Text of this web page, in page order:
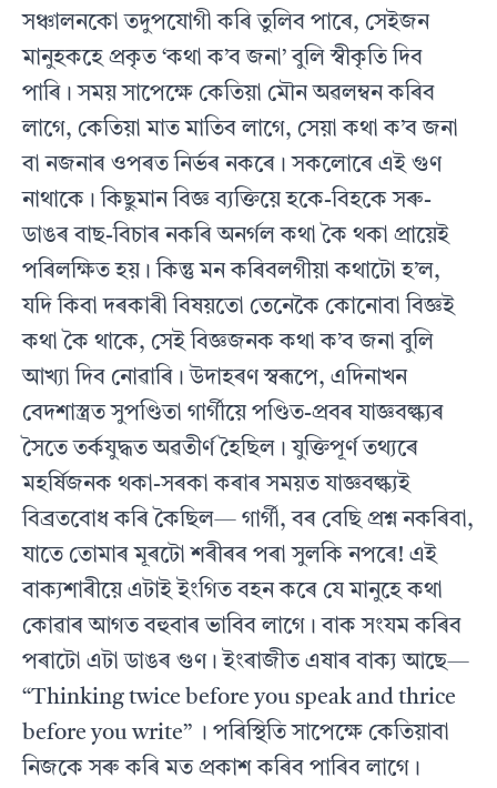
সঞ্চালনকো তদুপযোগী কৰি তুলিব পাৰে, সেইজন
মানুহকহে প্ৰকৃত ‘কথা ক’ব জনা’ বুলি স্বীকৃতি দিব
পাৰি। সময় সাপেক্ষে কেতিয়া মৌন অৱলম্বন কৰিব
লাগে, কেতিয়া মাত মাতিব লাগে, সেয়া কথা ক’ব জনা
বা নজনাৰ ওপৰত নিৰ্ভৰ নকৰে। সকলোৰে এই গুণ
নাথাকে। কিছুমান বিজ্ঞ ব্যক্তিয়ে হকে-বিহকে সৰু-
ডাঙৰ বাছ-বিচাৰ নকৰি অনৰ্গল কথা কৈ থকা প্ৰায়েই
পৰিলক্ষিত হয়। কিন্তু মন কৰিবলগীয়া কথাটো হ’ল,
যদি কিবা দৰকাৰী বিষয়তো তেনেকৈ কোনোবা বিজ্ঞই
কথা কৈ থাকে, সেই বিজ্ঞজনক কথা ক’ব জনা বুলি
আখ্যা দিব নোৱাৰি। উদাহৰণ স্বৰূপে, এদিনাখন
বেদশাস্ত্ৰত সুপণ্ডিতা গাৰ্গীয়ে পণ্ডিত-প্ৰবৰ যাজ্ঞবল্ক্যৰ
সৈতে তৰ্কযুদ্ধত অৱতীৰ্ণ হৈছিল। যুক্তিপূৰ্ণ তথ্যৰে
মহৰ্ষিজনক থকা-সৰকা কৰাৰ সময়ত যাজ্ঞবল্ক্যই
বিব্ৰতবোধ কৰি কৈছিল— গাৰ্গী, বৰ বেছি প্ৰশ্ন নকৰিবা,
যাতে তোমাৰ মূৰটো শৰীৰৰ পৰা সুলকি নপৰে! এই
বাক্যশাৰীয়ে এটাই ইংগিত বহন কৰে যে মানুহে কথা
কোৱাৰ আগত বহুবাৰ ভাবিব লাগে। বাক সংযম কৰিব
পৰাটো এটা ডাঙৰ গুণ। ইংৰাজীত এষাৰ বাক্য আছে—
“Thinking twice before you speak and thrice
before you write” । পৰিস্থিতি সাপেক্ষে কেতিয়াবা
নিজকে সৰু কৰি মত প্ৰকাশ কৰিব পাৰিব লাগে।